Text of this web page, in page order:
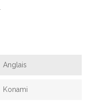
Anglais
Konami